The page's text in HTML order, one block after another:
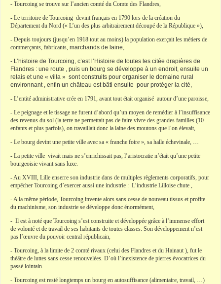
- Tourcoing se trouve sur l’ancien comté du Comte des Flandres,
- Le territoire de Tourcoing devint français en 1790 lors de la création du
Département du Nord (« L’un des plus arbitrairement découpé de la République »),
- Depuis toujours (jusqu’en 1918 tout au moins) la population exerçait les métiers de
commerçants, fabricants, marchands de laine,
- L’histoire de Tourcoing, c’est l’Histoire de toutes les citée drapières de
Flandres : une route , puis un bourg se développe à un endroit, ensuite un
relais et une « villa » sont construits pour organiser le domaine rural
environnant , enfin un château est bâti ensuite pour protéger la cité,
- L’entité administrative crée en 1791, avant tout était organisé autour d’une paroisse,
- Le peignage et le tissage ne furent d’abord qu’un moyen de remédier à l’insuffisance
des revenus du sol (la terre ne permettait pas de faire vivre des grandes familles (10
enfants et plus parfois), on travaillait donc la laine des moutons que l’on élevait,
- Le bourg devint une petite ville avec sa « franche foire », sa halle échevinale, …
- La petite ville vivait mais ne s’enrichissait pas, l’aristocratie n’était qu’une petite
bourgeoisie vivant sans luxe.
- Au XVIII, Lille enserre son industrie dans de multiples règlements corporatifs, pour
empêcher Tourcoing d’exercer aussi une industrie : L’industrie Lilloise chute ,
- A la même période, Tourcoing invente alors sans cesse de nouveau tissus et profite
du machinisme, son industrie se développe donc énormément,
- Il est à noté que Tourcoing s’est construite et développée grâce à l’immense effort
de volonté et de travail de ses habitants de toutes classes. Son développement n’est
pas l’œuvre du pouvoir central républicain,
- Tourcoing, à la limite de 2 comté rivaux (celui des Flandres et du Hainaut ), fut le
théâtre de luttes sans cesse renouvelées. D’où l’inexistence de pierres évocatrices du
passé lointain.
- Tourcoing est resté longtemps un bourg en autosuffisance (alimentaire, travail, …)